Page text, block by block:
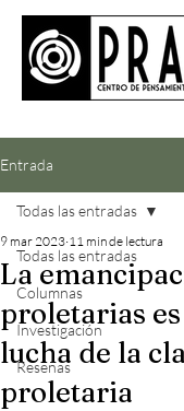
Entrada
Todas las entradas
Columnas
Investigación
Reseñas
Todas las entradas
La
proletarias
lucha de la
proletaria
9 mar 2023 11 min de lectura